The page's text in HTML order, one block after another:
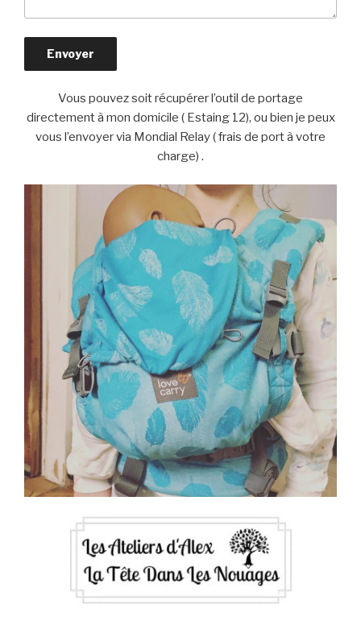
Vous pouvez soit récupérer l’outil de portage
directement à mon domicile ( Estaing 12), ou bien je peux
vous l’envoyer via Mondial Relay ( frais de port à votre
charge) .